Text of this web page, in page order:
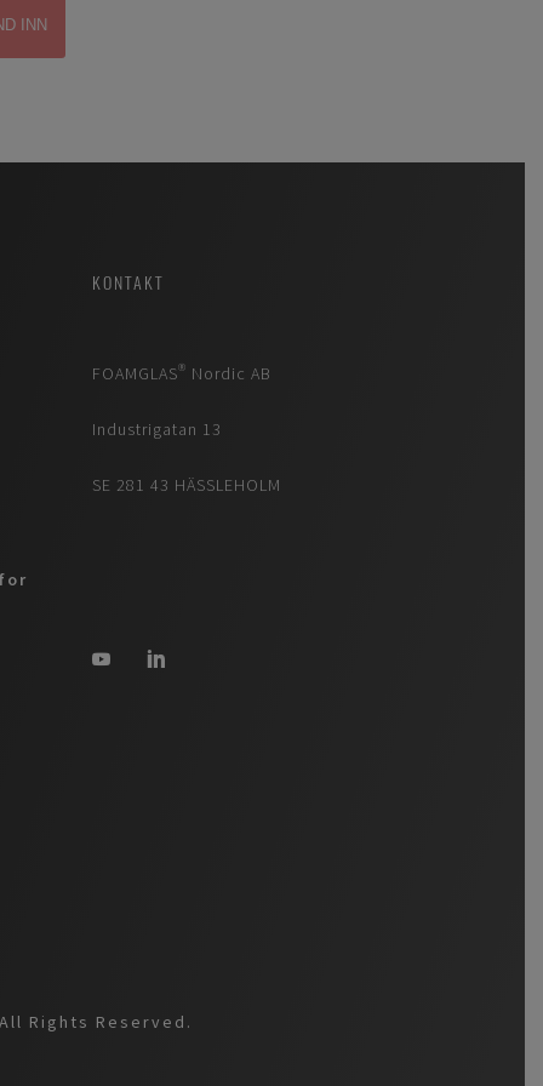
KONTAKT
FOAMGLAS® Nordic AB
Industrigatan 13
SE 281 43 HÄSSLEHOLM
Rights Reserved.